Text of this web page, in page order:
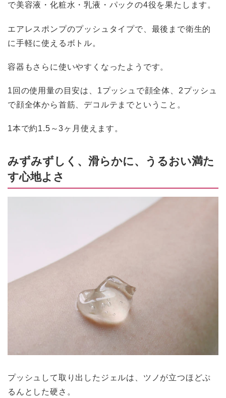
で美容液・化粧水・乳液・パックの4役を果たします。
エアレスポンプのプッシュタイプで、最後まで衛生的
に手軽に使えるボトル。
容器もさらに使いやすくなったようです。
1回の使用量の目安は、1プッシュで顔全体、2プッシュ
で顔全体から首筋、デコルテまでということ。
1本で約1.5～3ヶ月使えます。
みずみずしく、滑らかに、うるおい満た
す心地よさ
プッシュして取り出したジェルは、ツノが立つほどぷ
るんとした硬さ。